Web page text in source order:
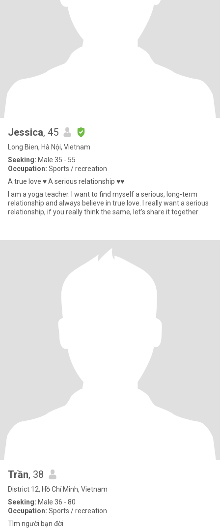
Jessica, 45
Long Bien, Hà Nội, Vietnam
Seeking: Male 35 - 55
Occupation: Sports / recreation
A true love ♥ A serious relationship ♥♥
I am a yoga teacher. I want to find myself a serious, long-term
relationship and always believe in true love. I really want a serious
relationship, if you really think the same, let's share it together
Trần, 38
District 12, Hồ Chí Minh, Vietnam
Seeking: Male 36 - 80
Occupation: Sports / recreation
Tìm người bạn đời